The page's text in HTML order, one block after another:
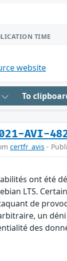
TIME
website
To
AVI-
certfr_avis -
ont été
LTS.
de
un
des